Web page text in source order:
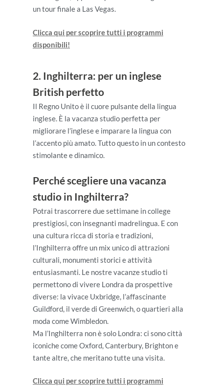
un tour finale a Las Vegas.
Clicca qui per scoprire tutti i programmi
disponibili!
2. Inghilterra: per un inglese
British perfetto
Il Regno Unito è il cuore pulsante della lingua
inglese. È la vacanza studio perfetta per
migliorare l’inglese e imparare la lingua con
l’accento più amato. Tutto questo in un contesto
stimolante e dinamico.
Perché scegliere una vacanza
studio in Inghilterra?
Potrai trascorrere due settimane in college
prestigiosi, con insegnanti madrelingua. E con
una cultura ricca di storia e tradizioni,
l’Inghilterra offre un mix unico di attrazioni
culturali, monumenti storici e attività
entusiasmanti. Le nostre vacanze studio ti
permettono di vivere Londra da prospettive
diverse: la vivace Uxbridge, l’affascinante
Guildford, il verde di Greenwich, o quartieri alla
moda come Wimbledon.
Ma l’Inghilterra non è solo Londra: ci sono città
iconiche come Oxford, Canterbury, Brighton e
tante altre, che meritano tutte una visita.
Clicca qui per scoprire tutti i programmi